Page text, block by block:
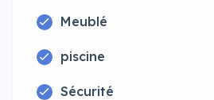
Meublé
piscine
Sécurité